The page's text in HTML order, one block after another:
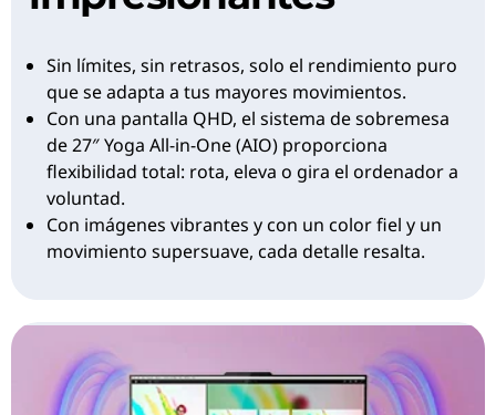
Sin límites, sin retrasos, solo el rendimiento puro
que se adapta a tus mayores movimientos.
Con una pantalla QHD, el sistema de sobremesa
de 27″ Yoga All-in-One (AIO) proporciona
flexibilidad total: rota, eleva o gira el ordenador a
voluntad.
Con imágenes vibrantes y con un color fiel y un
movimiento supersuave, cada detalle resalta.